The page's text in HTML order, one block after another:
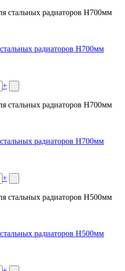
радиаторов Н700мм
+
радиаторов Н700мм
+
радиаторов Н500мм